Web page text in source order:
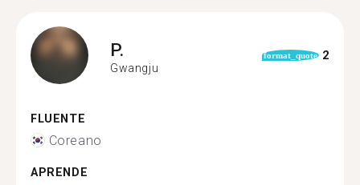
P.
Gwangju
format_quote 2
FLUENTE
Coreano
APRENDE